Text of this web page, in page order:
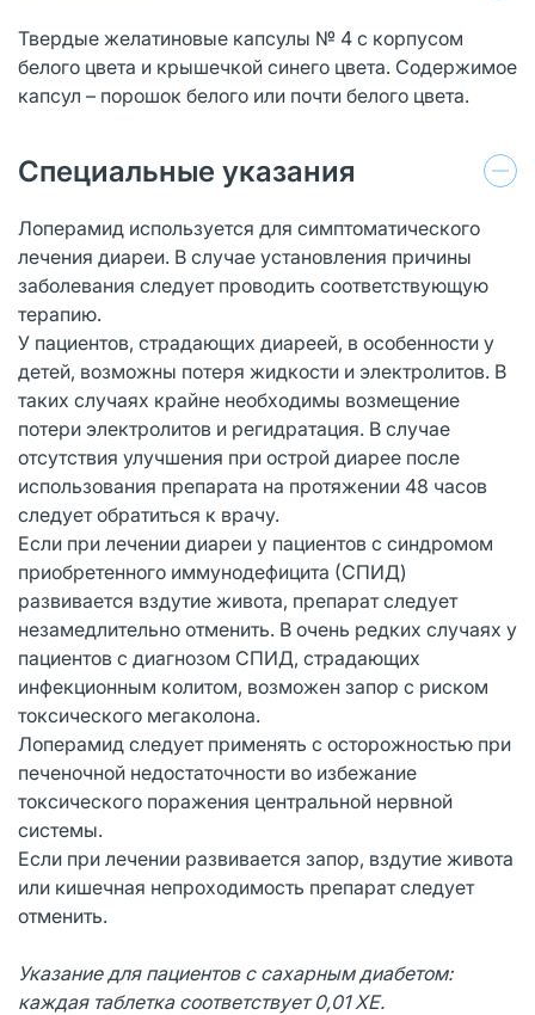
Твердые желатиновые капсулы № 4 с корпусом
белого цвета и крышечкой синего цвета. Содержимое
капсул – порошок белого или почти белого цвета.
Специальные указания
Лоперамид используется для симптоматического
лечения диареи. В случае установления причины
заболевания следует проводить соответствующую
терапию.
У пациентов, страдающих диареей, в особенности у
детей, возможны потеря жидкости и электролитов. В
таких случаях крайне необходимы возмещение
потери электролитов и регидратация. В случае
отсутствия улучшения при острой диарее после
использования препарата на протяжении 48 часов
следует обратиться к врачу.
Если при лечении диареи у пациентов с синдромом
приобретенного иммунодефицита (СПИД)
развивается вздутие живота, препарат следует
незамедлительно отменить. В очень редких случаях у
пациентов с диагнозом СПИД, страдающих
инфекционным колитом, возможен запор с риском
токсического мегаколона.
Лоперамид следует применять с осторожностью при
печеночной недостаточности во избежание
токсического поражения центральной нервной
системы.
Если при лечении развивается запор, вздутие живота
или кишечная непроходимость препарат следует
отменить.
Указание для пациентов с сахарным диабетом:
каждая таблетка соответствует 0,01 ХЕ.